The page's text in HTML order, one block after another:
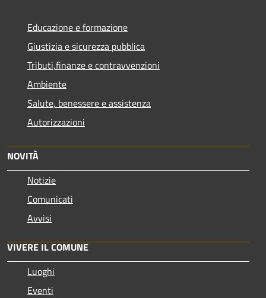
Educazione e formazione
Giustizia e sicurezza pubblica
Tributi,finanze e contravvenzioni
Ambiente
Salute, benessere e assistenza
Autorizzazioni
NOVITÀ
Notizie
Comunicati
Avvisi
VIVERE IL COMUNE
Luoghi
Eventi